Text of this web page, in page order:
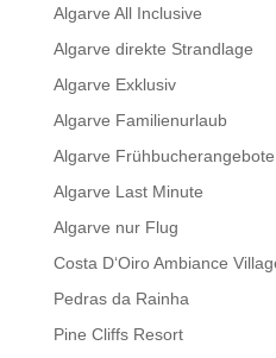
Algarve All Inclusive
Algarve direkte Strandlage
Algarve Exklusiv
Algarve Familienurlaub
Algarve Frühbucherangebote
Algarve Last Minute
Algarve nur Flug
Costa D‘Oiro Ambiance
Pedras da Rainha
Pine Cliffs Resort